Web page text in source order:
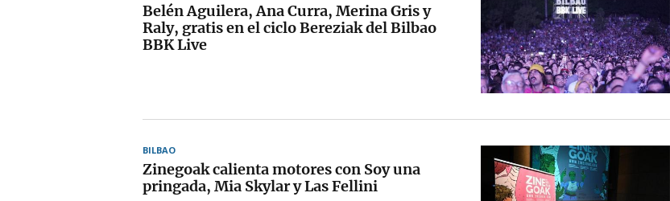
Belén Aguilera, Ana Curra, Merina Gris y
Raly, gratis en el ciclo Bereziak del Bilbao
BBK Live
BILBAO
Zinegoak calienta motores con Soy una
pringada, Mia Skylar y Las Fellini